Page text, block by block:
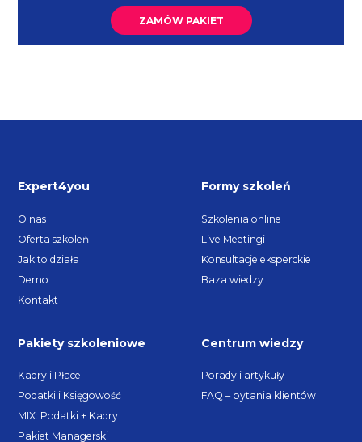
ZAMÓW PAKIET
Expert4you
O nas
Oferta szkoleń
Jak to działa
Demo
Kontakt
Formy szkoleń
Szkolenia online
Live Meetingi
Konsultacje eksperckie
Baza wiedzy
Pakiety szkoleniowe
Kadry i Płace
Podatki i Księgowość
MIX: Podatki + Kadry
Pakiet Managerski
Centrum wiedzy
Porady i artykuły
FAQ – pytania klientów